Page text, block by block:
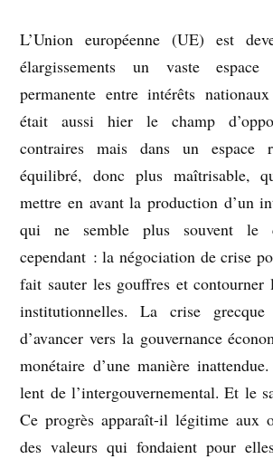
L’Union européenne (UE) est
élargissements un vaste
permanente entre intérêts
était aussi hier le champ
contraires mais dans un espace
équilibré, donc plus maîtrisable,
mettre en avant la production d’un
qui ne semble plus souvent le
cependant : la négociation de crise
fait sauter les gouffres et contourner
institutionnelles. La crise
d’avancer vers la gouvernance
monétaire d’une manière
lent de l’intergouvernemental. Et le
Ce progrès apparaît-il légitime aux
des valeurs qui fondaient pour